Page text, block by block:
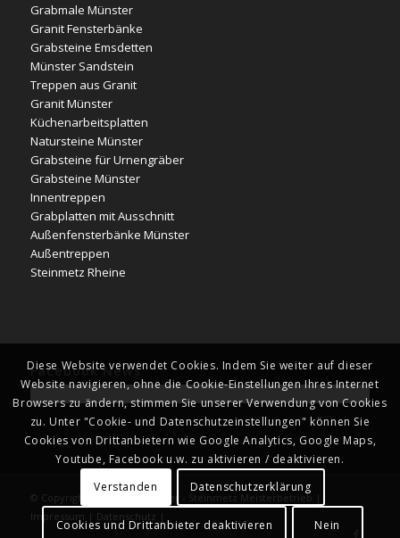
Grabmale Münster
Granit Fensterbänke
Grabsteine Emsdetten
Münster Sandstein
Treppen aus Granit
Granit Münster
Küchenarbeitsplatten
Natursteine Münster
Grabsteine für Urnengräber
Grabsteine Münster
Innentreppen
Grabplatten mit Ausschnitt
Außenfensterbänke Münster
Außentreppen
Steinmetz Rheine
Facebook News
© Copyright - Naturstein Kläver - Steinmetz Meisterbetrieb |
Impressum | Datenschutz |
Diese Website verwendet Cookies. Indem Sie weiter auf dieser
Website navigieren, ohne die Cookie-Einstellungen Ihres Internet
Browsers zu ändern, stimmen Sie unserer Verwendung von Cookies
zu. Unter "Cookie- und Datenschutzeinstellungen" können Sie
Cookies von Drittanbietern wie Google Analytics, Google Maps,
Youtube, Facebook u.w. zu aktivieren / deaktivieren.
Verstanden
Datenschutzerklärung
Cookies und Drittanbieter deaktivieren Nein